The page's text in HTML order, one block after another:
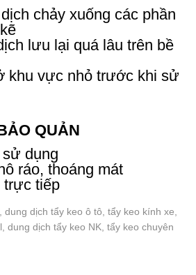
chảy xuống các phần
lưu lại quá lâu trên bề
khu vực nhỏ trước khi sử
QUẢN
dụng
ráo, thoáng mát
trực tiếp
dịch tẩy keo ô tô, tẩy keo kính xe,
dung dịch tẩy keo NK, tẩy keo chuyên